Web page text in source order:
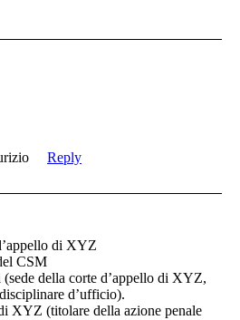
Reply
di XYZ
CSM
della corte d’appello di XYZ,
d’ufficio).
XYZ (titolare della azione penale